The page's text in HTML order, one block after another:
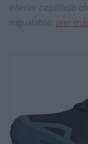
interior cepillado
inigualable. leer